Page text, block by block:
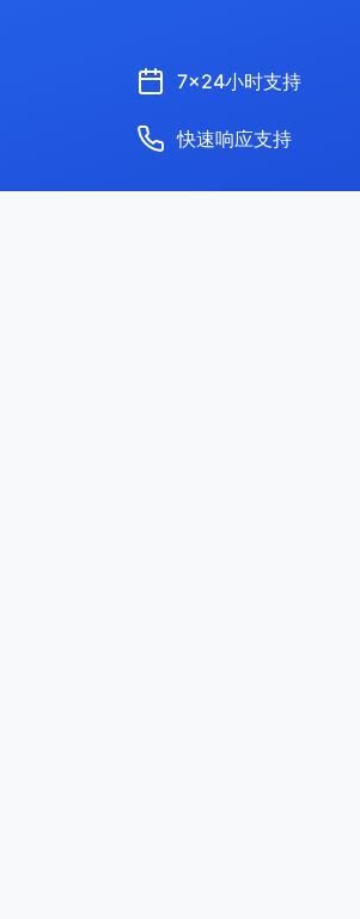
7x24小时支持
快速响应支持